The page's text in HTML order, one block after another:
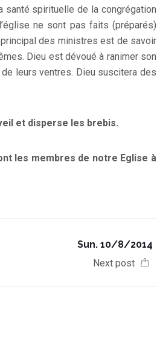
spirituelle de la congrégation
ne sont pas faits (préparés)
principal des ministres est de savoir
Dieu est dévoué à ranimer son
leurs ventres. Dieu suscitera des
et disperse les brebis.
les membres de notre Eglise à
Sun. 10/8/2014
Next post